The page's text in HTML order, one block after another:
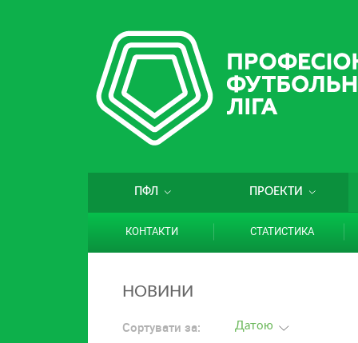
ПФЛ ПРОЕКТИ
КОНТАКТИ СТАТИСТИКА
НОВИНИ
Сортувати за: Датою